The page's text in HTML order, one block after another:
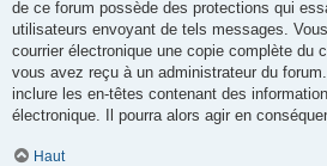
de ce forum possède des protections qui
utilisateurs envoyant de tels messages.
courrier électronique une copie complète du
vous avez reçu à un administrateur du
inclure les en-têtes contenant des
électronique. Il pourra alors agir en
Haut